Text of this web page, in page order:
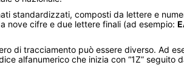
standardizzati, composti da lettere e
nove cifre e due lettere finali (ad esempio:
di tracciamento può essere diverso. Ad
alfanumerico che inizia con “1Z” seguito